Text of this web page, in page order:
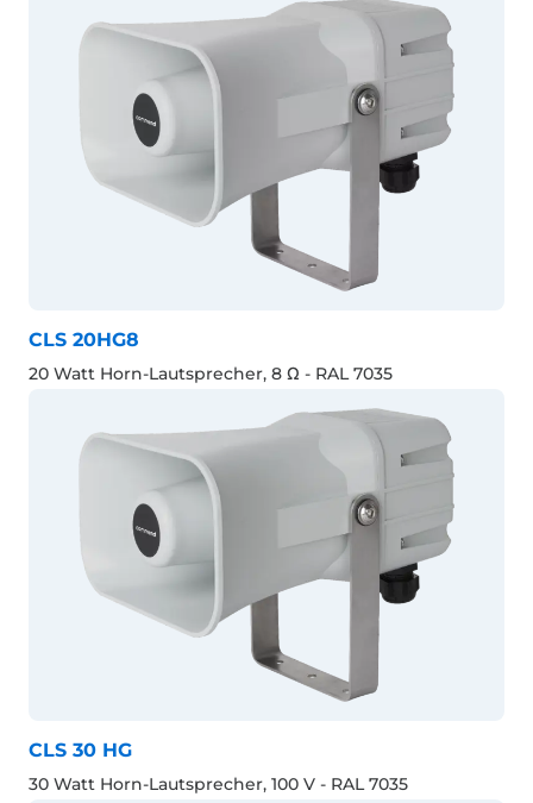
CLS 20HG8
20 Watt Horn-Lautsprecher, 8 Ω - RAL 7035
CLS 30 HG
30 Watt Horn-Lautsprecher, 100 V - RAL 7035